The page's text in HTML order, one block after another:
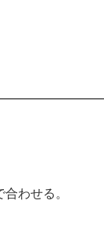
わせる。